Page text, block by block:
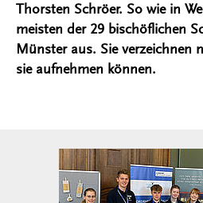
Thorsten Schröer. So wie in
meisten der 29 bischöflichen
Münster aus. Sie verzeichnen
sie aufnehmen können.